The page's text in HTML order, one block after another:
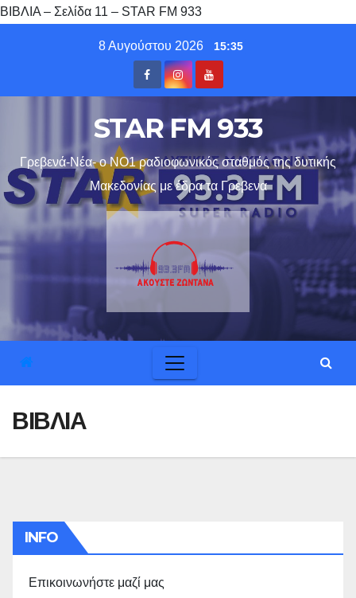
ΒΙΒΛΙΑ – Σελίδα 11 – STAR FM 933
8 Αυγούστου 2026 15:35
STAR FM 933
Γρεβενά-Νέα- ο ΝΟ1 ραδιοφωνικός σταθμός της δυτικής
Μακεδονίας με έδρα τα Γρεβενα
ΒΙΒΛΙΑ
INFO
Επικοινωνήστε μαζί μας